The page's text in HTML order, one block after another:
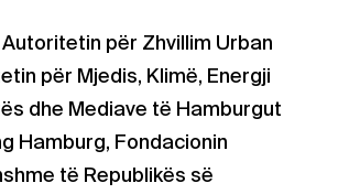
për Zhvillim Urban
për Mjedis, Klimë, Energji
dhe Mediave të Hamburgut
Hamburg, Fondacionin
të Republikës së